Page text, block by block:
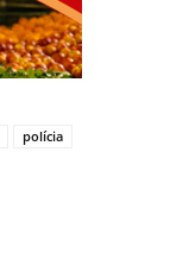
polícia